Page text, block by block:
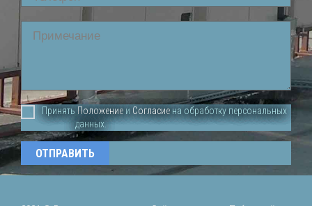
Comment
Принять Положение и Согласие на обработку персональных
данных.